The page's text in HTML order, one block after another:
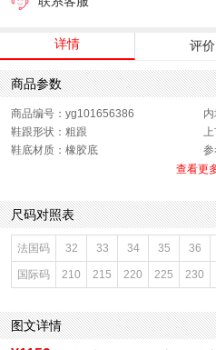
详情 评价
商品参数
商品编号：yg101656386
鞋跟形状：粗跟
鞋底材质：橡胶底
参
帮
流行元素：纯色
闭合方式：魔术贴
款式季节：冬季
鞋垫材质：猪皮革
鞋面材质：羊皮革
跟高数值：4CM
皮质特征：软面皮
查看更
尺码对照表
法国码 32 33 34 35 36
国际码 210 215 220 225 230
图文详情